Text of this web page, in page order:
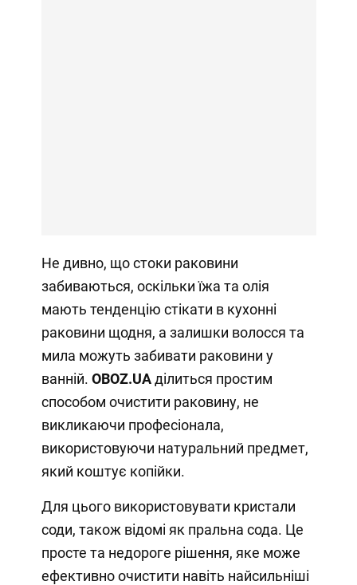
Не дивно, що стоки раковини
забиваються, оскільки їжа та олія
мають тенденцію стікати в кухонні
раковини щодня, а залишки волосся та
мила можуть забивати раковини у
ванній. OBOZ.UAділиться простим
способом очистити раковину, не
викликаючи професіонала,
використовуючи натуральний предмет,
який коштує копійки.
Для цього використовувати кристали
соди, також відомі як пральна сода. Це
просте та недороге рішення, яке може
ефективно очистити навіть найсильніші